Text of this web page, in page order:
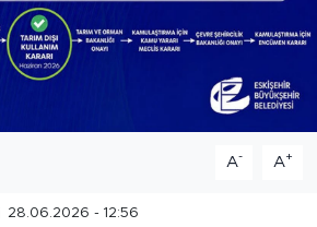
A- A+
28.06.2026 - 12:56